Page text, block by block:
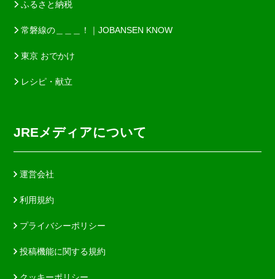
ふるさと納税
常磐線の＿＿＿！｜JOBANSEN KNOW
東京 おでかけ
レシピ・献立
JREメディアについて
運営会社
利用規約
プライバシーポリシー
投稿機能に関する規約